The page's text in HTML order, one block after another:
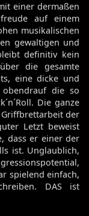
einer dermaßen
auf einem
musikalischen
gewaltigen und
definitiv kein
die gesamte
eine dicke und
die so
Die ganze
der
Letzt beweist
dass er einer der
ist. Unglaublich,
spielend einfach,
DAS ist